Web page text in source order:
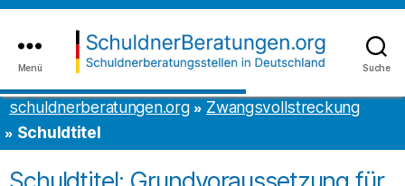
Inhalt
springen
to
the
content
Suche
schuldnerberatungen.org
Menü
schuldnerberatungen.org
Zwangsvollstreckung
Schuldtitel